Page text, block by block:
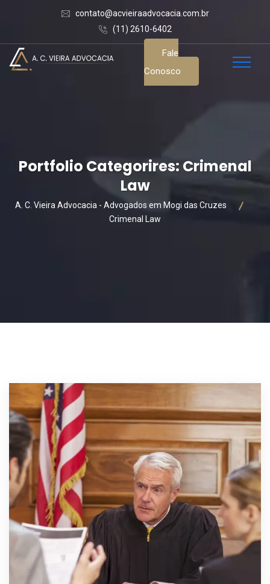
contato@acvieiraadvocacia.com.br
(11) 2610-6402
Fale
Conosco
Portfolio Categorires: Crimenal
Law
A. C. Vieira Advocacia - Advogados em Mogi das Cruzes
Crimenal Law